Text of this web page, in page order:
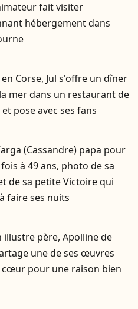
fait visiter
hébergement dans
Corse, Jul s'offre un dîner
mer dans un restaurant de
et pose avec ses fans
(Cassandre) papa pour
à 49 ans, photo de sa
de sa petite Victoire qui
faire ses nuits
illustre père, Apolline de
une de ses œuvres
cœur pour une raison bien